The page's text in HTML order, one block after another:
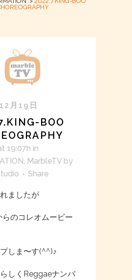
月19日
BOO
19:07h in
MarbleTV by
Share
ましたが
のコレオムービー
しま〜す(^^)♪
しくReggaeナンバ